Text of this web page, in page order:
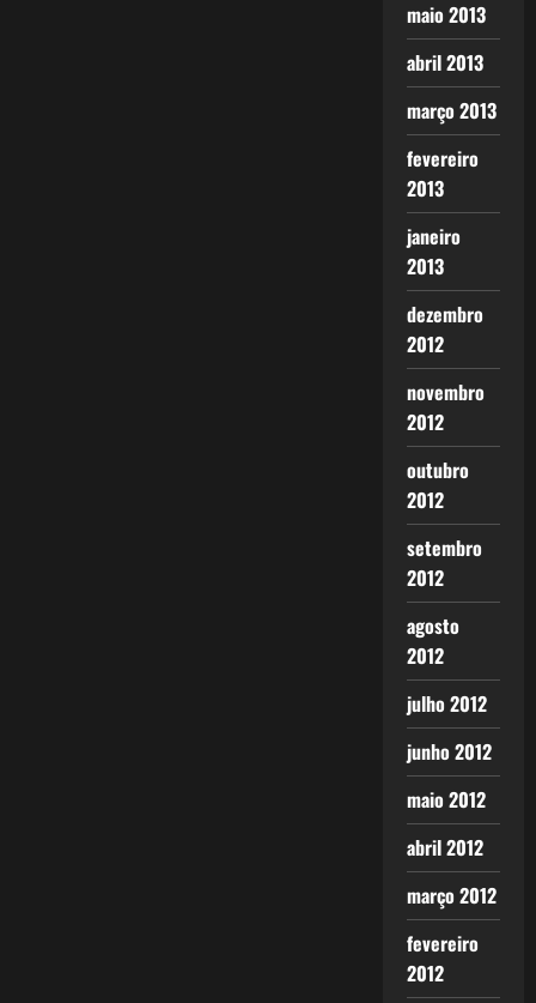
maio 2013
abril 2013
março 2013
fevereiro
2013
janeiro
2013
dezembro
2012
novembro
2012
outubro
2012
setembro
2012
agosto
2012
julho 2012
junho 2012
maio 2012
abril 2012
março 2012
fevereiro
2012